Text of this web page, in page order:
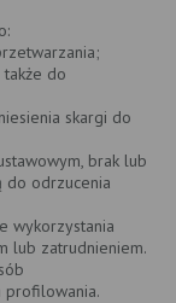
do
skargi do
brak lub
do odrzucenia
wykorzystania
lub zatrudnieniem.
profilowania.